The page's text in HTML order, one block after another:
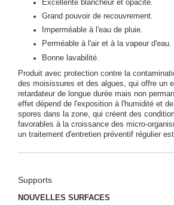
Excellente blancheur et opacité.
Grand pouvoir de recouvrement.
Imperméable à l'eau de pluie.
Perméable à l'air et à la vapeur d'eau.
Bonne lavabilité.
Produit avec protection contre la
des moisissures et des algues, qui offre un
retardateur de longue durée mais non
effet dépend de l'exposition à l'humidité et
spores dans la zone, qui créent des
favorables à la croissance des micro-
un traitement d'entretien préventif régulier
Supports
NOUVELLES SURFACES